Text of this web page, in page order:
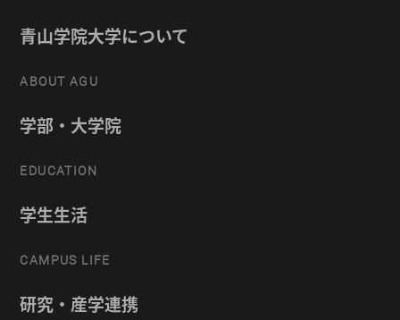
青山学院大学について
ABOUT AGU
学部・大学院
EDUCATION
学生生活
CAMPUS LIFE
研究・産学連携